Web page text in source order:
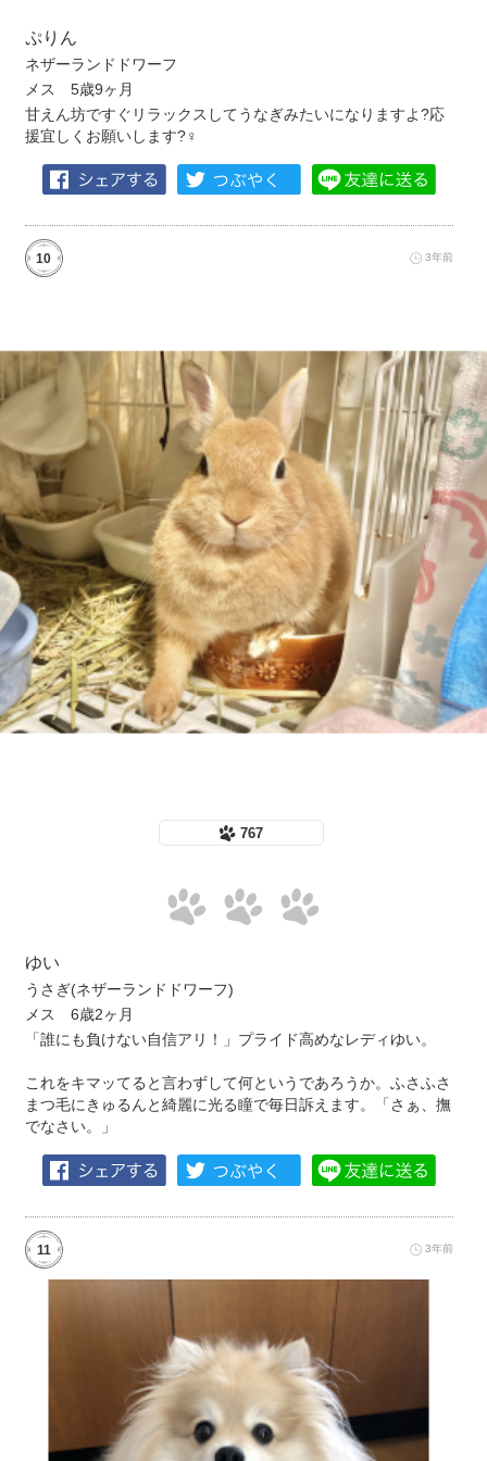
ぷりん
ネザーランドドワーフ
メス 5歳9ヶ月
甘えん坊ですぐリラックスしてうなぎみたいになりますよ?応
援宜しくお願いします?‍♀️
10 3年前
767
ゆい
うさぎ(ネザーランドドワーフ)
メス 6歳2ヶ月
「誰にも負けない自信アリ！」プライド高めなレディゆい。
これをキマッてると言わずして何というであろうか。ふさふさ
まつ毛にきゅるんと綺麗に光る瞳で毎日訴えます。「さぁ、撫
でなさい。」
11 3年前